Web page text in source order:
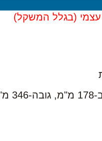
(בגלל המשקל)